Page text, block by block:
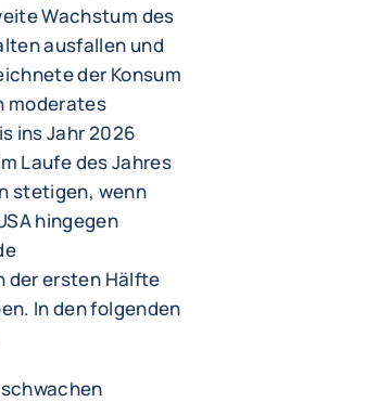
Wachstum des
ausfallen und
der Konsum
moderates
ins Jahr 2026
Laufe des Jahres
stetigen, wenn
hingegen
der ersten Hälfte
In den folgenden